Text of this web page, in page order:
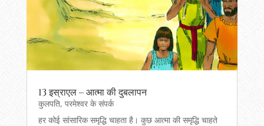
13 इस्राएल – आत्मा की दुबलापन
कुलपति, परमेश्वर के संपर्क
हर कोई सांसारिक समृद्धि चाहता है। कुछ आत्मा की समृद्धि चाहते